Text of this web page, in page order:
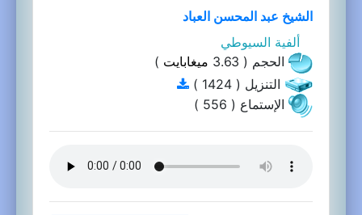
الشيخ عبد المحسن العباد
ألفية السيوطي
الحجم ( 3.63
ميغابايت )
التنزيل ( 1424 )
الإستماع ( 556 )